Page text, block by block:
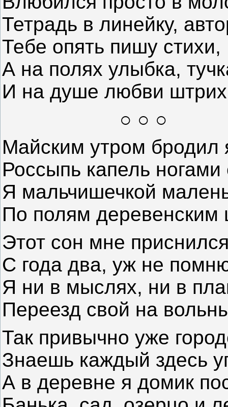
Тетрадь в линейку,
Тебе опять пишу стихи,
А на полях улыбка,
И на душе любви
○ ○ ○
Майским утром бродил
Россыпь капель ногами
Я мальчишечкой
По полям деревенским
Этот сон мне
С года два, уж не
Я ни в мыслях, ни в
Переезд свой на
Так привычно уже
Знаешь каждый здесь
А в деревне я домик